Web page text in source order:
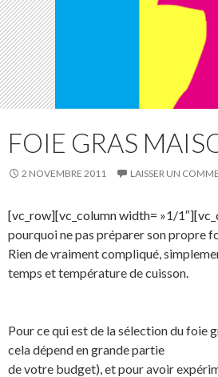
FOIE GRAS
2 NOVEMBRE 2011 LAISSER UN
[vc_row][vc_column width= »1/
pourquoi ne pas préparer son propre
Rien de vraiment compliqué,
temps et température de cuisson.
Pour ce qui est de la sélection du foie
cela dépend en grande partie
de votre budget), et pour avoir